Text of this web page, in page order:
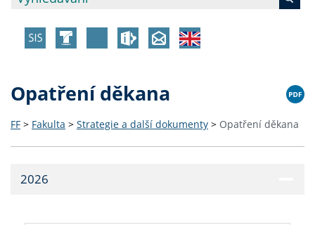
Opatření děkana
FF > Fakulta > Strategie a další dokumenty > Opatření děkana
2026